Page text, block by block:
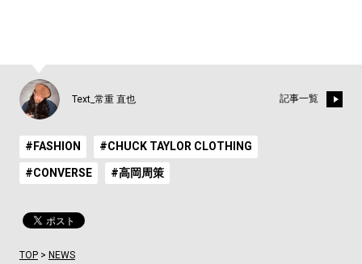
Text_常重 直也 記事一覧
#FASHION #CHUCK TAYLOR CLOTHING
#CONVERSE #高岡周策
TOP> NEWS